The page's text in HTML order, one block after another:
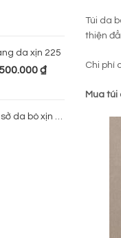
Túi da
thiện
Chi phí
Mua túi
da xịn 225
₫
Cặp xách công sở da bò xịn 224